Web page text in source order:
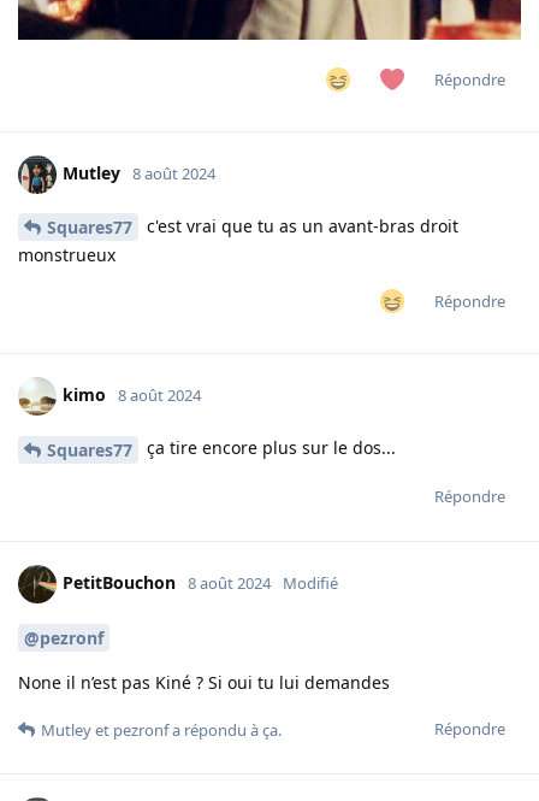
Répondre
Mutley 8 août 2024
Squares77
c'est vrai que tu as un avant-bras droit
monstrueux
Répondre
kimo 8 août 2024
Squares77 ça tire encore plus sur le dos...
Répondre
PetitBouchon 8 août 2024 Modifié
@pezronf
None il n’est pas Kiné ? Si oui tu lui demandes
Répondre
Mutleyet pezronfa répondu à ça.